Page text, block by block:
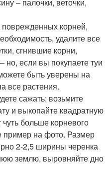
корней,
удалите все
сгнившие корни,
но, если вы покупаете туи
быть уверены на
все растения.
сажать: возьмите
и выкопайте квадратную
чуть больше корневого
пример на фото. Размер
2-2,5 ширины черенка
землю, выровняйте дно